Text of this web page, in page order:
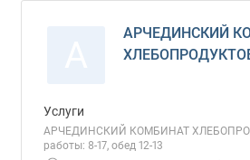
АРЧЕДИНСКИЙ
Услуги
АРЧЕДИНСКИЙ КОМБИНАТ
работы: 8-17, обед 12-13